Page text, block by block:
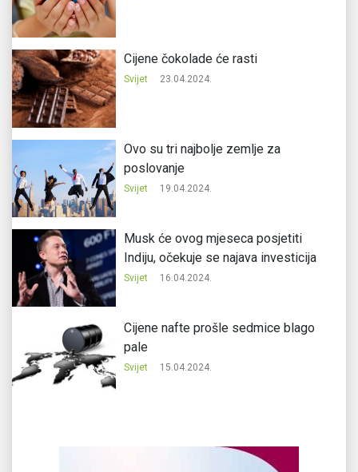
Cijene čokolade će rasti
Svijet 23.04.2024.
Ovo su tri najbolje zemlje za
poslovanje
Svijet 19.04.2024.
Musk će ovog mjeseca posjetiti
Indiju, očekuje se najava investicija
Svijet 16.04.2024.
Cijene nafte prošle sedmice blago
pale
Svijet 15.04.2024.